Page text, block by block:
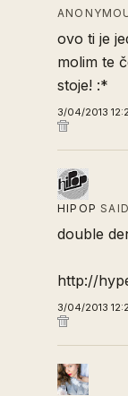
ovo ti je
molim te
stoje! :*
3/04/2013
HIPOP
double
http://
3/04/2013